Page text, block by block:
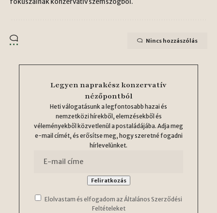
Nincs hozzászólás
Legyen naprakész konzervatív
nézőpontból
Heti válogatásunk a legfontosabb hazai és
nemzetközi hírekből, elemzésekből és
véleményekből közvetlenül a postaládájába. Adja meg
e-mail címét, és erősítse meg, hogy szeretné fogadni
hírlevelünket.
Elolvastam és elfogadom az Általános Szerződési
Feltételeket